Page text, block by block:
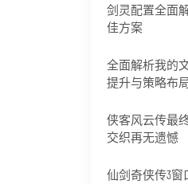
剑灵配置全面
佳方案
全面解析我的
提升与策略布
侠客风云传最
交织再无遗憾
仙剑奇侠传3